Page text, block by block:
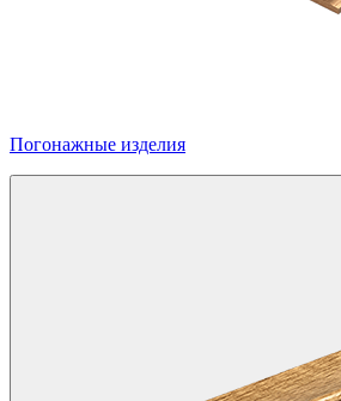
Погонажные изделия